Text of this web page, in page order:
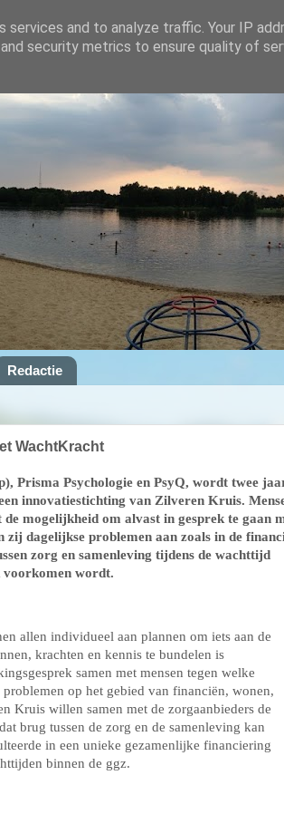
Redactie
WachtKracht
Prisma Psychologie en PsyQ, wordt twee
innovatiestichting van Zilveren Kruis.
mogelijkheid om alvast in gesprek te gaan
dagelijkse problemen aan zoals in de
zorg en samenleving tijdens de wachttijd
wordt.
allen individueel aan plannen om iets aan de
krachten en kennis te bundelen is
samen met mensen tegen welke
op het gebied van financiën, wonen,
Kruis willen samen met de zorgaanbieders de
brug tussen de zorg en de samenleving kan
in een unieke gezamenlijke financiering
binnen de ggz.
and to analyze traffic. Your IP
security metrics to ensure quality of